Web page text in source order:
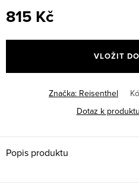
815 Kč
cena:
VLOŽIT
Značka: Reisenthel
Dotaz k produktu
Popis produktu